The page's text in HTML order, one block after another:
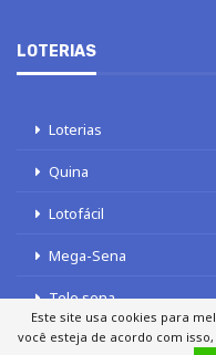
LOTERIAS
Loterias
Quina
Lotofácil
Mega-Sena
Tele sena
Este site usa cookies para
você esteja de acordo com